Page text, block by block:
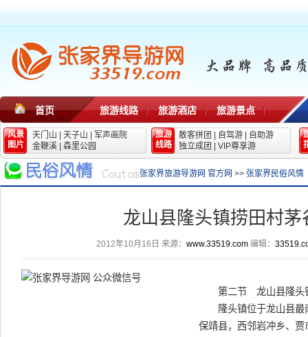
首页 旅游线路 旅游酒店 旅游景点
风景
图片
天门山 天子山
军声画院
金鞭溪
森里公园
旅游
线路
散客拼团 自驾游
自助游
独立成团
VIP尊享游
张家界旅游导游网 官方网 >> 张家界民俗风情
龙山县隆头镇捞田村茅
2012年10月16日 来源： www.33519.com编辑：
第二节 龙山县隆头
隆头镇位于龙山县最
保靖县，西邻岩冲乡、